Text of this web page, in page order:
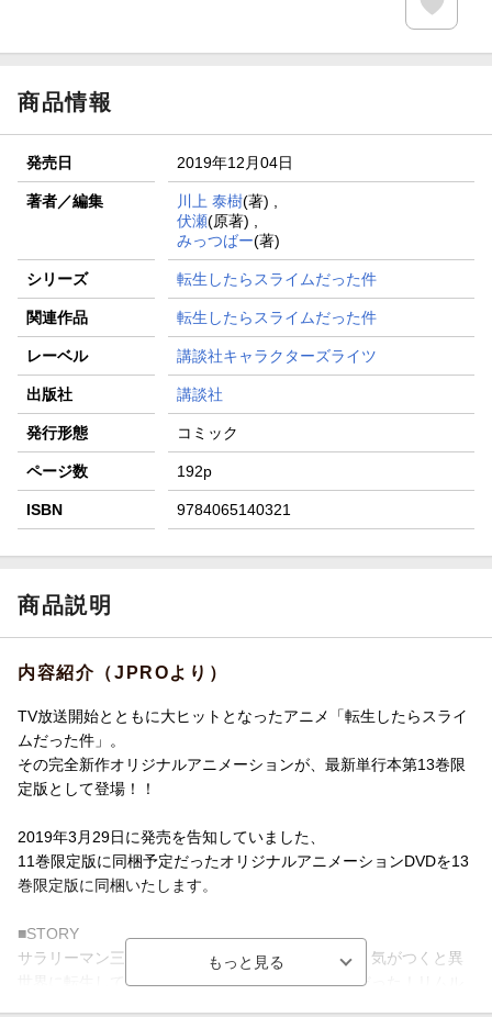
商品情報
発売日 2019年12月04日
著者／編集 川上 泰樹(著) ,
伏瀬(原著) ,
みっつばー(著)
シリーズ 転生したらスライムだった件
関連作品 転生したらスライムだった件
レーベル 講談社キャラクターズライツ
出版社 講談社
発行形態 コミック
ページ数 192p
ISBN 9784065140321
商品説明
内容紹介（JPROより）
TV放送開始とともに大ヒットとなったアニメ「転生したらスライ
ムだった件」。
その完全新作オリジナルアニメーションが、最新単行本第13巻限
定版として登場！！
2019年3月29日に発売を告知していました、
11巻限定版に同梱予定だったオリジナルアニメーションDVDを13
巻限定版に同梱いたします。
■STORY
サラリーマン三上悟は、通り魔に刺されて死亡し、気がつくと異
世界に転生していた。ただし、その姿はスライムだった！リムル